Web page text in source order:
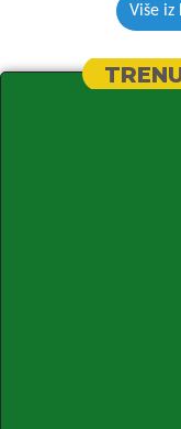
Više iz